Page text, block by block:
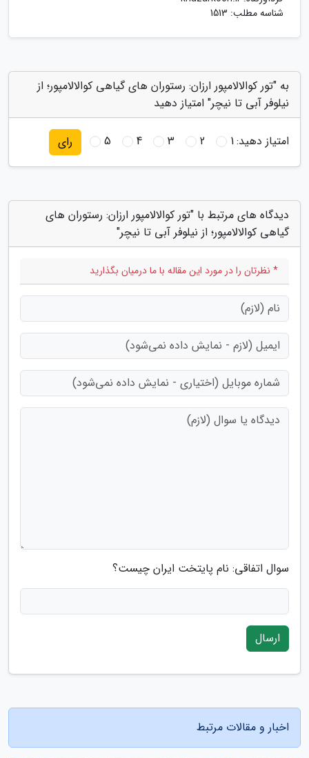
شناسه مطلب: 1513
به "تور کوالالامپور ارزان: رستوران های گیاهی کوالالامپور؛ از
نیلوفر آبی تا نیچر" امتیاز دهید
امتیاز دهید:1
2
3
4
5 رای
دیدگاه های مرتبط با "تور کوالالامپور ارزان: رستوران های
گیاهی کوالالامپور؛ از نیلوفر آبی تا نیچر"
* نظرتان را در مورد این مقاله با ما درمیان بگذارید
سوال اتفاقی: نام پایتخت ایران چیست؟
ارسال
اخبار و مقالات مرتبط